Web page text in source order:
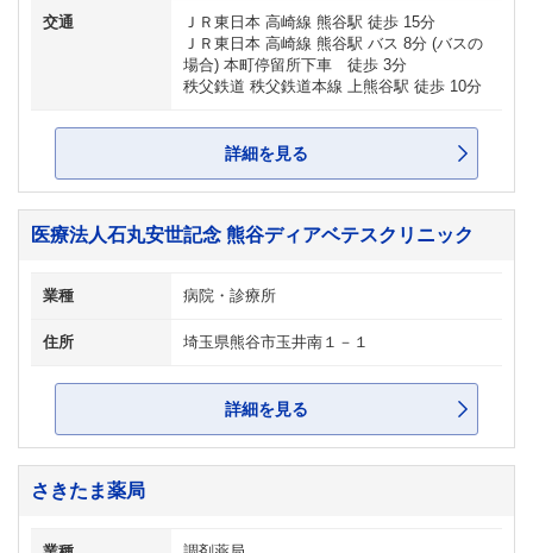
交通
ＪＲ東日本 高崎線 熊谷駅 徒歩 15分
ＪＲ東日本 高崎線 熊谷駅 バス 8分 (バスの
場合) 本町停留所下車 徒歩 3分
秩父鉄道 秩父鉄道本線 上熊谷駅 徒歩 10分
詳細を見る
医療法人石丸安世記念 熊谷ディアベテスクリニック
業種 病院・診療所
住所 埼玉県熊谷市玉井南１－１
詳細を見る
さきたま薬局